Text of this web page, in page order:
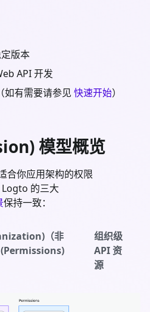
版本
API 开发
如有需要请参见 快速开始）
模型概览
合你应用架构的权限
的三大
保持一致：
（非
组织级
API 资
源